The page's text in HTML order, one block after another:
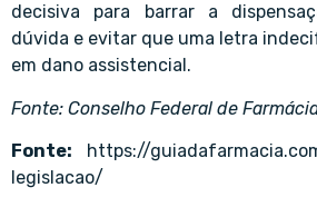
decisiva para barrar a
dúvida e evitar que uma letra
em dano assistencial.
Fonte: Conselho Federal de
Fonte:
https://
legislacao/